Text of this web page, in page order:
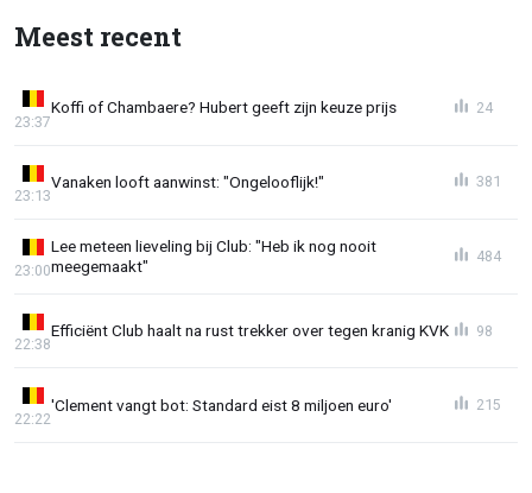
Meest recent
Koffi of Chambaere? Hubert geeft zijn keuze prijs
23:37
24
Vanaken looft aanwinst: "Ongelooflijk!"
23:13
381
Lee meteen lieveling bij Club: "Heb ik nog nooit
meegemaakt"
23:00
484
Efficiënt Club haalt na rust trekker over tegen kranig KVK
22:38
98
'Clement vangt bot: Standard eist 8 miljoen euro'
22:22
215